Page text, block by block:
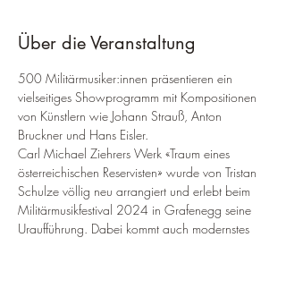
Über die Veranstaltung
500 Militärmusiker:innen präsentieren ein
vielseitiges Showprogramm mit Kompositionen
von Künstlern wie Johann Strauß, Anton
Bruckner und Hans Eisler.
Carl Michael Ziehrers Werk «Traum eines
österreichischen Reservisten» wurde von Tristan
Schulze völlig neu arrangiert und erlebt beim
Militärmusikfestival 2024 in Grafenegg seine
Uraufführung. Dabei kommt auch modernstes